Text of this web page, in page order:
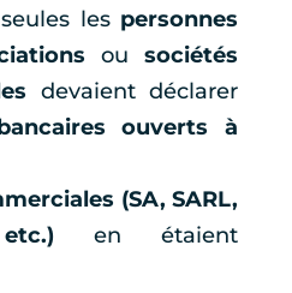
les personnes
ousociétés
devaient déclarer
ouverts à
(SA, SARL,
en étaient